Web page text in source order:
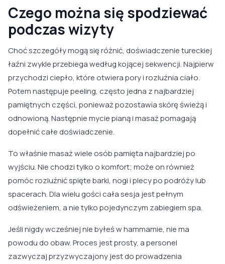
Czego można się spodziewać
podczas wizyty
Choć szczegóły mogą się różnić, doświadczenie tureckiej
łaźni zwykle przebiega według kojącej sekwencji. Najpierw
przychodzi ciepło, które otwiera pory i rozluźnia ciało.
Potem następuje peeling, często jedna z najbardziej
pamiętnych części, ponieważ pozostawia skórę świeżą i
odnowioną. Następnie mycie pianą i masaż pomagają
dopełnić całe doświadczenie.
To właśnie masaż wiele osób pamięta najbardziej po
wyjściu. Nie chodzi tylko o komfort; może on również
pomóc rozluźnić spięte barki, nogi i plecy po podróży lub
spacerach. Dla wielu gości cała sesja jest pełnym
odświeżeniem, a nie tylko pojedynczym zabiegiem spa.
Jeśli nigdy wcześniej nie byłeś w hammamie, nie ma
powodu do obaw. Proces jest prosty, a personel
zazwyczaj przyzwyczajony jest do prowadzenia